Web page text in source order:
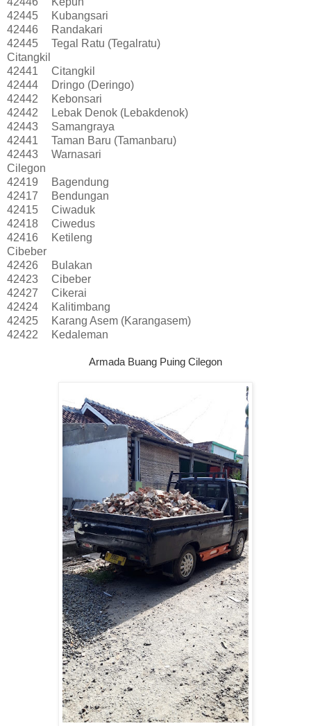
42445
Kubangsari
42446
Randakari
42445
Tegal Ratu (Tegalratu)
Citangkil
42441
Citangkil
42444
Dringo (Deringo)
42442
Kebonsari
42442
Lebak Denok (Lebakdenok)
42443
Samangraya
42441
Taman Baru (Tamanbaru)
42443
Warnasari
Cilegon
42419
Bagendung
42417
Bendungan
42415
Ciwaduk
42418
Ciwedus
42416
Ketileng
Cibeber
42426
Bulakan
42423
Cibeber
42427
Cikerai
42424
Kalitimbang
42425
Karang Asem (Karangasem)
42422
Kedaleman
Armada Buang Puing Cilegon